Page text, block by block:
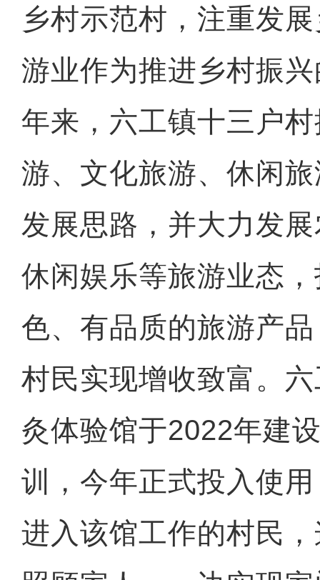
乡村示范村，注重发
游业作为推进乡村振
年来，六工镇十三户
游、文化旅游、休闲
发展思路，并大力发
休闲娱乐等旅游业态
色、有品质的旅游产
村民实现增收致富。
灸体验馆于2022年建
训，今年正式投入使
进入该馆工作的村民